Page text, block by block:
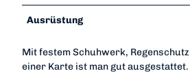
Ausrüstung
Mit festem Schuhwerk,
einer Karte ist man gut ausgestattet.